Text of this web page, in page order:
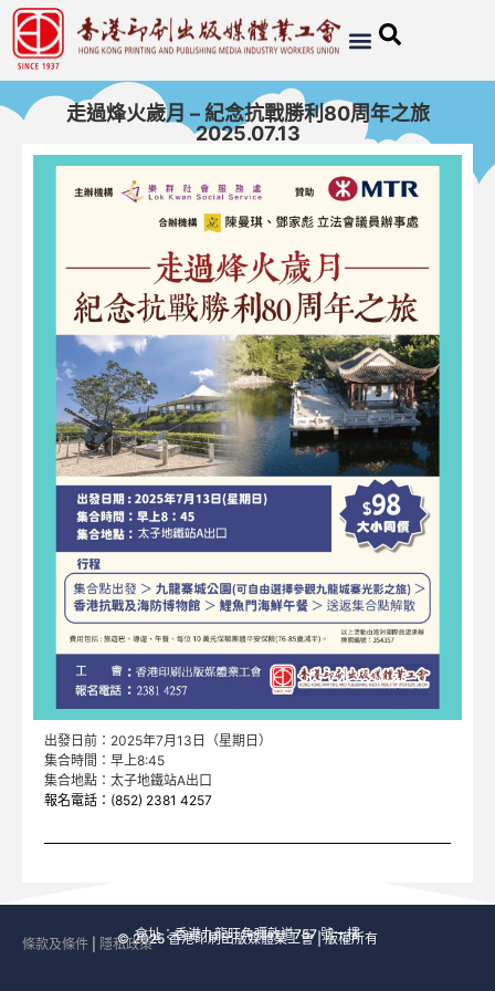
走過烽火歲月 – 紀念抗戰勝利80周年之旅
2025.07.13
出發日前：2025年7月13日（星期日）
集合時間：早上8:45
集合地點：太子地鐵站A出口
報名電話： (852) 2381 4257
© 2025 香港印刷出版媒體業工會 | 版權所有
會址：香港九龍旺角彌敦道757 號一樓
條款及條件 隱私政策